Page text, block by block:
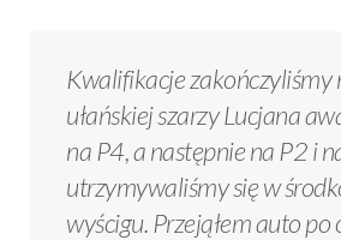
Kwalifikacje zakończyliśmy
ułańskiej szarzy Lucjana
na P4, a następnie na P2 i
utrzymywaliśmy się w
wyścigu. Przejąłem auto po